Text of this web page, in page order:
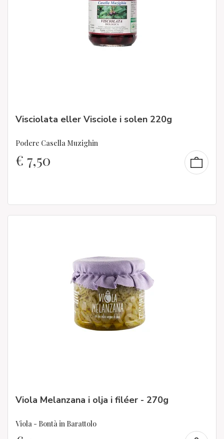
Visciolata eller Visciole i solen 220g
Podere Casella Muzighin
€ 7,50
Viola Melanzana i olja i filéer - 270g
Viola - Bontà in Barattolo